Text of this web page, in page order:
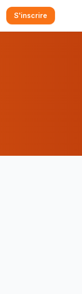
S'inscrire